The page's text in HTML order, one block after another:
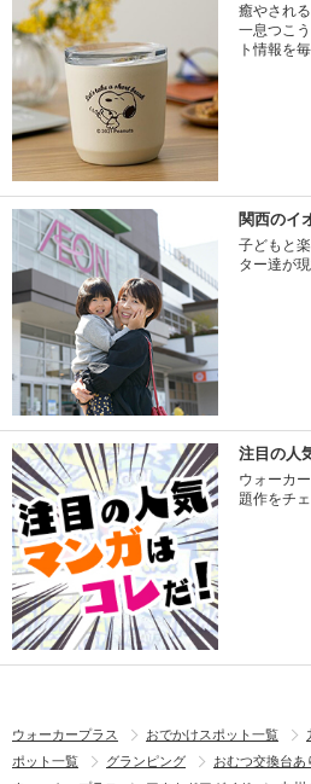
癒やされ
一息つこ
ト情報を
関西のイ
子どもと
ター達が
注目の人
ウォーカ
題作をチ
ウォーカープラス おでかけスポット一覧
ポット一覧
グランピング おむつ交換台あ